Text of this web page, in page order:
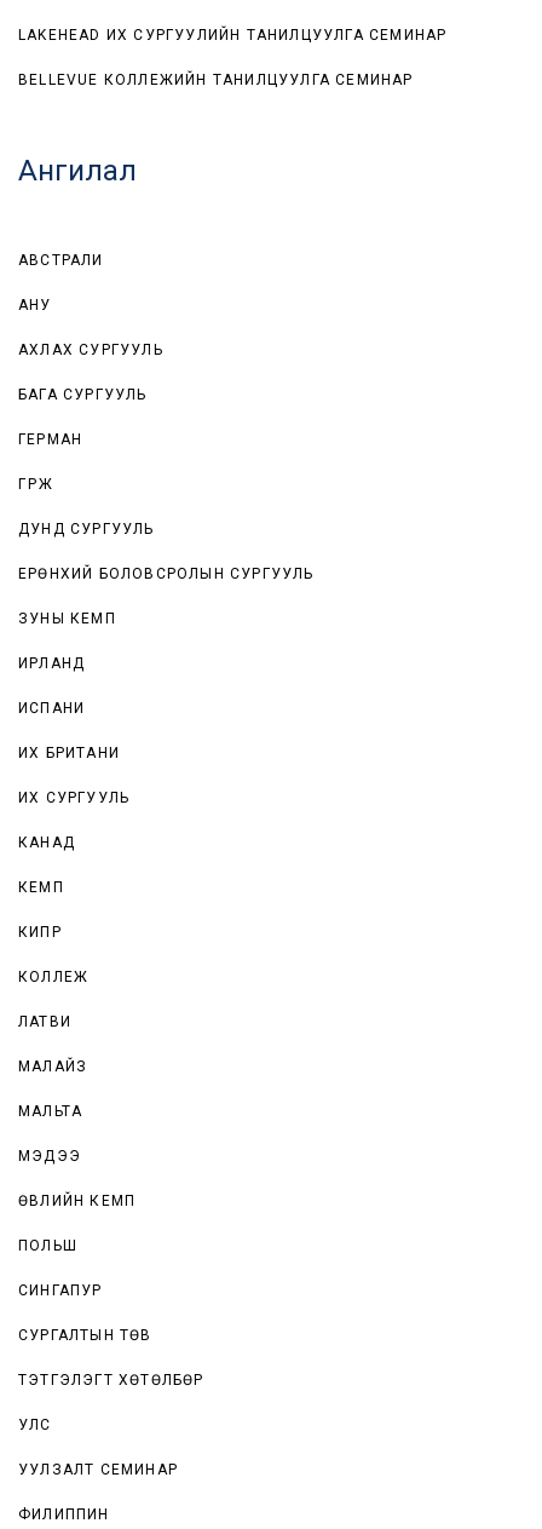
LAKEHEAD ИХ СУРГУУЛИЙН ТАНИЛЦУУЛГА СЕМИНАР
BELLEVUE КОЛЛЕЖИЙН ТАНИЛЦУУЛГА СЕМИНАР
Ангилал
АВСТРАЛИ
АНУ
АХЛАХ СУРГУУЛЬ
БАГА СУРГУУЛЬ
ГЕРМАН
ГҮРЖ
ДУНД СУРГУУЛЬ
ЕРӨНХИЙ БОЛОВСРОЛЫН СУРГУУЛЬ
ЗУНЫ КЕМП
ИРЛАНД
ИСПАНИ
ИХ БРИТАНИ
ИХ СУРГУУЛЬ
КАНАД
КЕМП
КИПР
КОЛЛЕЖ
ЛАТВИ
МАЛАЙЗ
МАЛЬТА
МЭДЭЭ
ӨВЛИЙН КЕМП
ПОЛЬШ
СИНГАПУР
СУРГАЛТЫН ТӨВ
ТЭТГЭЛЭГТ ХӨТӨЛБӨР
УЛС
УУЛЗАЛТ СЕМИНАР
ФИЛИППИН